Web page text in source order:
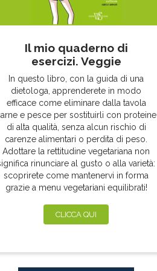
Il mio quaderno di
esercizi. Veggie
In questo libro, con la guida di una
dietologa, apprenderete in modo
efficace come eliminare dalla tavola
e pesce per sostituirli con proteine
di alta qualità, senza alcun rischio di
carenze alimentari o perdita di peso.
Adottare la rettitudine vegetariana non
rinunciare al gusto o alla varietà:
scoprirete come mantenervi in forma
grazie a menu vegetariani equilibrati!
CLICCA QUI